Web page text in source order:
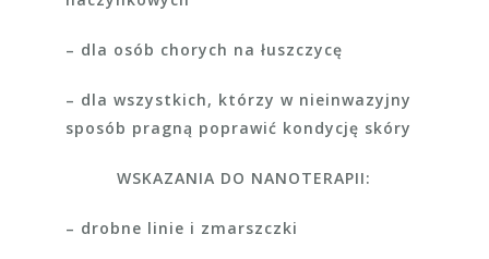
– dla osób chorych na łuszczycę
– dla wszystkich, którzy w nieinwazyjny
sposób pragną poprawić kondycję skóry
WSKAZANIA DO NANOTERAPII:
– drobne linie i zmarszczki